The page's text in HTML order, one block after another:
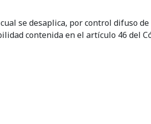
se desaplica, por control difuso
contenida en el artículo 46 del